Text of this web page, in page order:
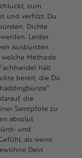
zum
und verfilzt. Du
Dichte
Leider
Ausbürsten
Methode
hält
bereit, die Du
die
Samtpfote zu
absolut
und
als wenn
Dein